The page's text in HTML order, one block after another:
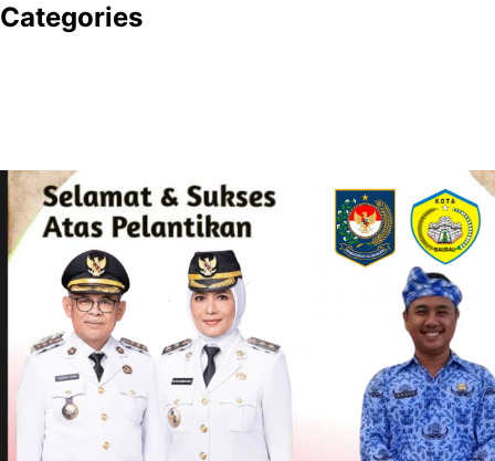
Categories